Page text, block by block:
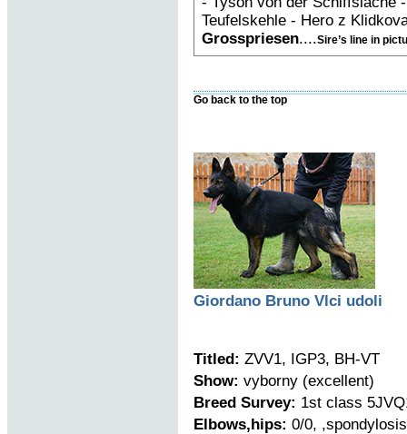
Teufelskehle - Hero z
Grosspriesen....Sire’s line in
Go back to the top
Giordano Bruno Vlci udoli
Titled: ZVV1, IGP3, BH-VT
Show: vyborny (excellent)
Breed Survey: 1st class
Elbows,hips: 0/0,